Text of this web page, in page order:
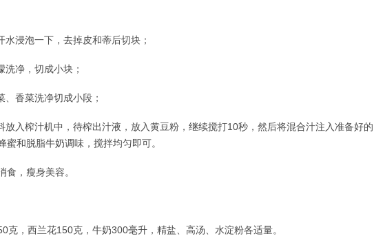
水浸泡一下，去掉皮和蒂后切块；
洗净，切成小块；
、香菜洗净切成小段；
放入榨汁机中，待榨出汁液，放入黄豆粉，继续搅打10秒，然后将混合汁注入准备好的
蜜和脱脂牛奶调味，搅拌均匀即可。
食，瘦身美容。
克，西兰花150克，牛奶300毫升，精盐、高汤、水淀粉各适量。